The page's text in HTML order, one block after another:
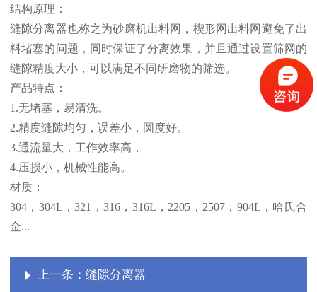
结构原理：
缝隙分离器也称之为砂磨机出料网，楔形网出料网避免了出
料堵塞的问题，同时保证了分离效果，并且通过设置筛网的
缝隙精度大小，可以满足不同研磨物的筛选。
产品特点：
1.无堵塞，易清洗。
2.精度缝隙均匀，误差小，圆度好。
3.通流量大，工作效率高，
4.压损小，机械性能高。
材质：
304，304L，321，316，316L，2205，2507，904L，哈氏合
金...
上一条：缝隙分离器